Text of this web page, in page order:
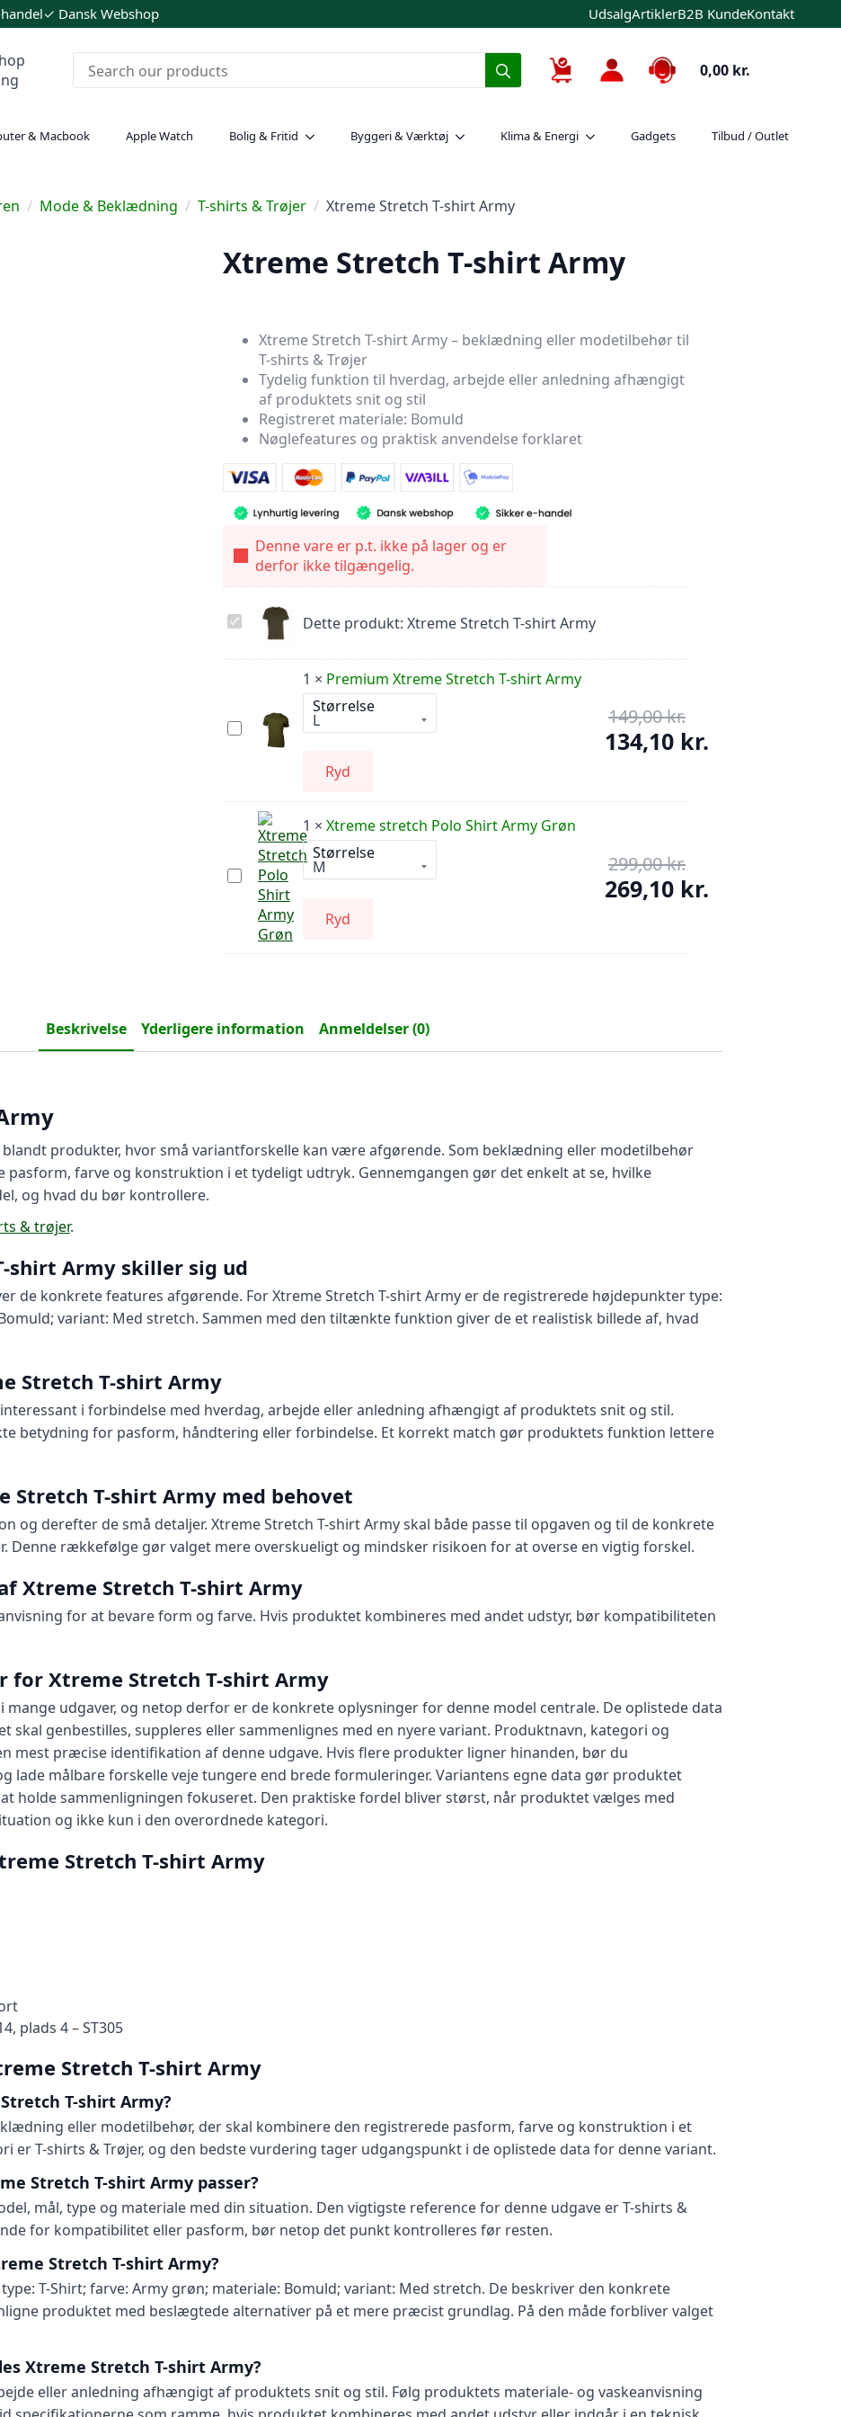
✓ Dansk Webshop UdsalgArtiklerB2B KundeKontakt
Search
for:
0,00 kr.
& Macbook Apple Watch Bolig & Fritid Byggeri & Værktøj Klima & Energi Gadgets Tilbud / Outlet
Mode & Beklædning T-shirts & Trøjer Xtreme Stretch T-shirt Army
Xtreme Stretch T-shirt Army
Xtreme Stretch T-shirt Army – beklædning eller modetilbehør til
T-shirts & Trøjer
Tydelig funktion til hverdag, arbejde eller anledning afhængigt
af produktets snit og stil
Registreret materiale: Bomuld
Nøglefeatures og praktisk anvendelse forklaret
Denne vare er p.t. ikke på lager og er
derfor ikke tilgængelig.
Xtreme
Stretch
shirt
Dette produkt: Xtreme Stretch T-shirt Army
Premium
Xtreme
Army
1 × Premium Xtreme Stretch T-shirt Army
Størrelse
Ryd
149,00kr.Den
oprindelige
pris
134,10 kr.
pris
Xtreme
stretch
Shirt
Army
Grøn
1 × Xtreme stretch Polo Shirt Army Grøn
Størrelse
Ryd
299,00kr.Den
oprindelige
pris
269,10 kr.
pris
Beskrivelse
Yderligere information Anmeldelser (0)
produkter, hvor små variantforskelle kan være afgørende. Som beklædning eller modetilbehør
pasform, farve og konstruktion i et tydeligt udtryk. Gennemgangen gør det enkelt at se, hvilke
og hvad du bør kontrollere.
& trøjer.
shirt Army skiller sig ud
de konkrete features afgørende. For Xtreme Stretch T-shirt Army er de registrerede højdepunkter type:
variant: Med stretch. Sammen med den tiltænkte funktion giver de et realistisk billede af, hvad
Stretch T-shirt Army
i forbindelse med hverdag, arbejde eller anledning afhængigt af produktets snit og stil.
betydning for pasform, håndtering eller forbindelse. Et korrekt match gør produktets funktion lettere
Stretch T-shirt Army med behovet
og derefter de små detaljer. Xtreme Stretch T-shirt Army skal både passe til opgaven og til de konkrete
Denne rækkefølge gør valget mere overskueligt og mindsker risikoen for at overse en vigtig forskel.
Xtreme Stretch T-shirt Army
for at bevare form og farve. Hvis produktet kombineres med andet udstyr, bør kompatibiliteten
for Xtreme Stretch T-shirt Army
udgaver, og netop derfor er de konkrete oplysninger for denne model centrale. De oplistede data
skal genbestilles, suppleres eller sammenlignes med en nyere variant. Produktnavn, kategori og
mest præcise identifikation af denne udgave. Hvis flere produkter ligner hinanden, bør du
lade målbare forskelle veje tungere end brede formuleringer. Variantens egne data gør produktet
holde sammenligningen fokuseret. Den praktiske fordel bliver størst, når produktet vælges med
og ikke kun i den overordnede kategori.
Stretch T-shirt Army
plads 4 – ST305
Stretch T-shirt Army
T-shirt Army?
eller modetilbehør, der skal kombinere den registrerede pasform, farve og konstruktion i et
er T-shirts & Trøjer, og den bedste vurdering tager udgangspunkt i de oplistede data for denne variant.
Stretch T-shirt Army passer?
mål, type og materiale med din situation. Den vigtigste reference for denne udgave er T-shirts &
for kompatibilitet eller pasform, bør netop det punkt kontrolleres før resten.
Stretch T-shirt Army?
T-Shirt; farve: Army grøn; materiale: Bomuld; variant: Med stretch. De beskriver den konkrete
produktet med beslægtede alternativer på et mere præcist grundlag. På den måde forbliver valget
Xtreme Stretch T-shirt Army?
eller anledning afhængigt af produktets snit og stil. Følg produktets materiale- og vaskeanvisning